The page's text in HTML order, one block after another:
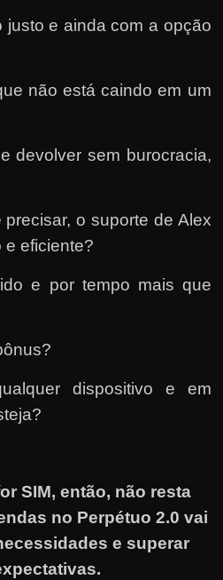
justo e ainda com a opção
não está caindo em um
devolver sem burocracia,
o suporte de Alex
e eficiente?
e por tempo mais que
dispositivo e em
SIM, então, não resta
no Perpétuo 2.0 vai
e superar